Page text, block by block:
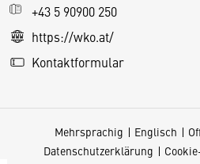
+43 5 90900 250
https://wko.at/
Kontaktformular
Mehrsprachig Englisch
Datenschutzerklärung
e
S
e